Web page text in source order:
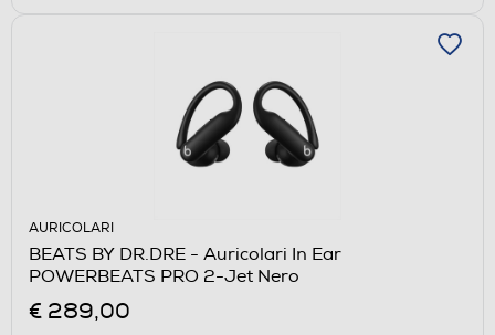
AURICOLARI
BEATS BY DR.DRE - Auricolari In Ear
POWERBEATS PRO 2-Jet Nero
€ 289,00